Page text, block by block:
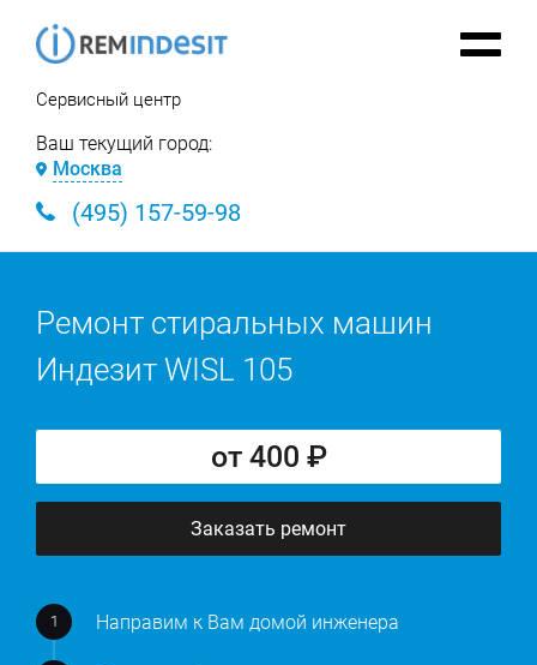
Сервисный центр
Ваш текущий город:
Москва
(495) 157-59-98
Ремонт стиральных машин
Индезит WISL 105
от 400 ₽
Заказать ремонт
Направим к Вам домой инженера